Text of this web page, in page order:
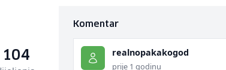
104
Komentar
realnopakakogod
prije 1 godinu